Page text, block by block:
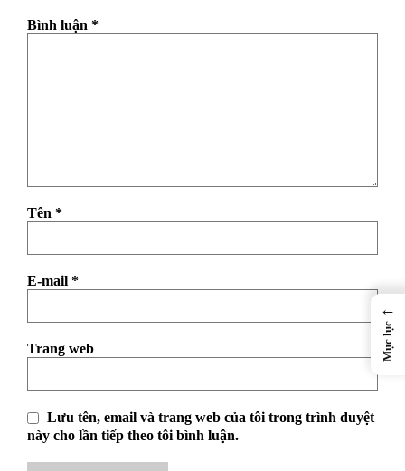
Bình luận *
Tên *
E-mail *
Trang web
Lưu tên, email và trang web của tôi trong trình duyệt
này cho lần tiếp theo tôi bình luận.
←
Mục lục